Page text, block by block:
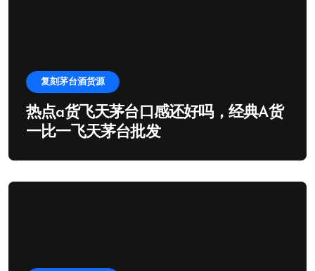
复刻茅台酒货源
热点a货飞天茅台口感还好吗，经典A货
一比一飞天茅台批发